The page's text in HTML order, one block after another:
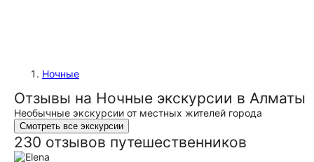
Ночные
Отзывы на Ночные экскурсии в Алматы
Необычные экскурсии от местных жителей города
Смотреть все экскурсии
230 отзывов путешественников